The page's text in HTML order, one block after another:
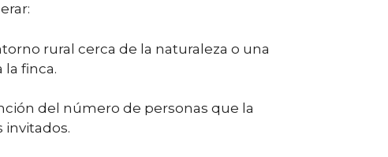
rural cerca de la naturaleza o una
la finca.
del número de personas que la
invitados.